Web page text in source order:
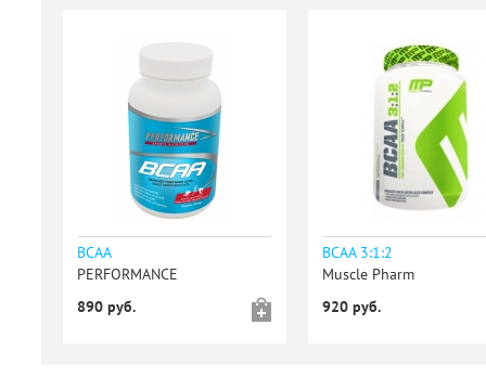
BCAA
PERFORMANCE
890 руб.
BCAA 3:1:2
Muscle Pharm
920 руб.